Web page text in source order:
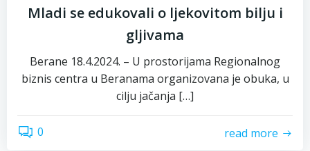
Mladi se edukovali o ljekovitom bilju i
gljivama
Berane 18.4.2024. – U prostorijama Regionalnog
biznis centra u Beranama organizovana je obuka, u
cilju jačanja […]
0 read more